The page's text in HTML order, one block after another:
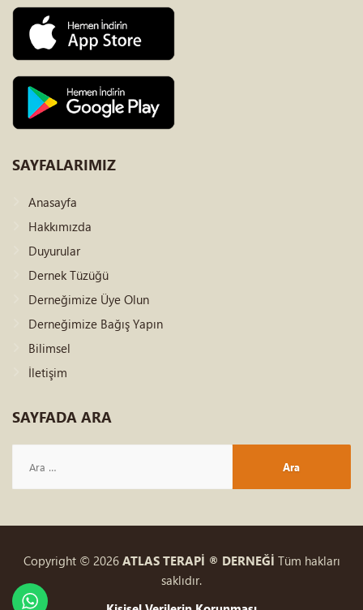
SAYFALARIMIZ
Anasayfa
Hakkımızda
Duyurular
Dernek Tüzüğü
Derneğimize Üye Olun
Derneğimize Bağış Yapın
Bilimsel
İletişim
SAYFADA ARA
Copyright © 2026 ATLAS TERAPİ ® DERNEĞİ Tüm hakları
saklıdır.